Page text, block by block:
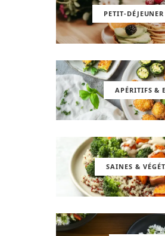
PETIT-
APÉRITIFS &
SAINES &